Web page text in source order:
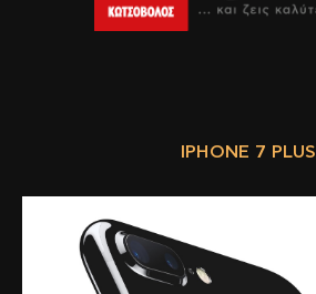
IPHONE 7 PLUS